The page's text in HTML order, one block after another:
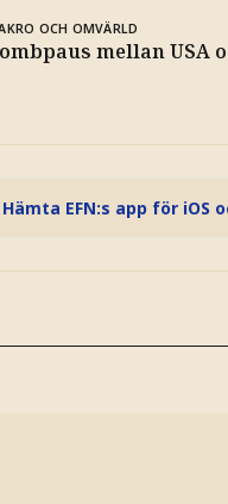
OCH OMVÄRLD
mellan USA
Hämta EFN:s app för iOS